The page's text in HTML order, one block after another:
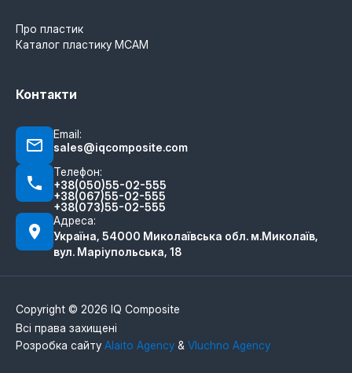
Про пластик
Каталог пластику MCAM
Контакти
Email:
sales@iqcomposite.com
Телефон:
+38(050)55-02-555
+38(067)55-02-555
+38(073)55-02-555
Адреса:
Україна, 54000 Миколаївська обл. м.Миколаїв,
вул. Маріупольська, 18
Copyright © 2026 IQ Composite
Всі права захищені
Розробка сайту Alaito Agency & Vluchno Agency